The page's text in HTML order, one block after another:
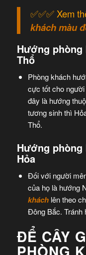
✅✅✅ Xem
khách màu
Hướng
Thổ
Phòng khách
cực tốt cho
đây là hướng
tương sinh thì
Thổ.
Hướng
Hỏa
Đối với người
của họ là hướng
kháchlên theo
Đông Bắc. Tránh
ĐỂ CÂY